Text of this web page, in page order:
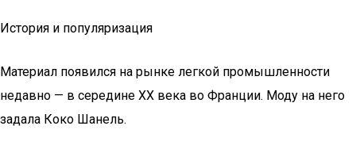
История и популяризация
Материал появился на рынке легкой промышленности
недавно — в середине XX века во Франции. Моду на него
задала Коко Шанель.